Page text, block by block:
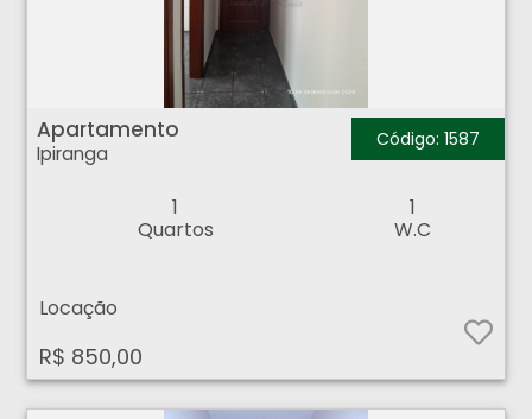
Apartamento - Ipiranga - Ribeirão Preto
Apartamento
Ipiranga
Código: 1587
1
Quartos
1
W.C
Locação
R$ 850,00